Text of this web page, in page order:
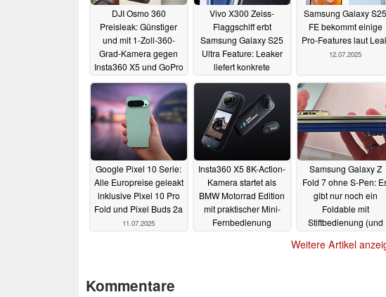
DJI Osmo 360
Preisleak: Günstiger
und mit 1-Zoll-360-
Grad-Kamera gegen
Insta360 X5 und GoPro
19.07.2025
Vivo X300 Zeiss-
Flaggschiff erbt
Samsung Galaxy S25
Ultra Feature: Leaker
liefert konkrete
14.07.2025
Samsung Galaxy S25
FE bekommt einige
Pro-Features laut
12.07.2025
Google Pixel 10 Serie:
Alle Europreise geleakt
inklusive Pixel 10 Pro
Fold und Pixel Buds 2a
11.07.2025
Insta360 X5 8K-Action-
Kamera startet als
BMW Motorrad Edition
mit praktischer Mini-
Fernbedienung
Samsung Galaxy Z
Fold 7 ohne S-Pen:
gibt nur noch ein
Foldable mit
Stiftbedienung (und
10.07.2025
Weitere Artikel
Kommentare